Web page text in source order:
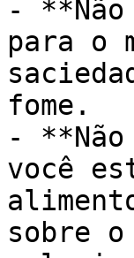
-
para o
fome.
-
você
sobre